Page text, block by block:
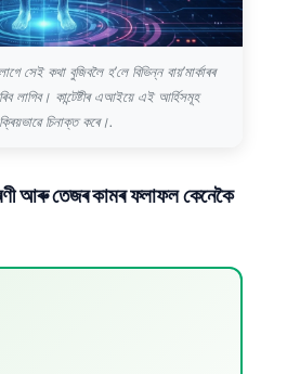
সেই কথা বুজিবলৈ হ’লে বিভিন্ন বায়’মাৰ্কাৰৰ
লাগিব। কান্টেষ্টীৰ এআইয়ে এই আৰ্হিসমূহ
চিনাক্ত কৰে।.
আৰু তেজৰ কামৰ ফলাফল কেনেকৈ